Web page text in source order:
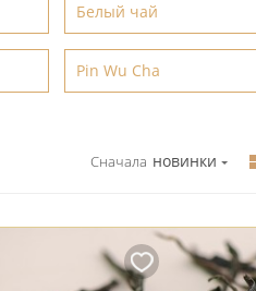
Белый чай
Pin Wu Cha
Сначала новинки